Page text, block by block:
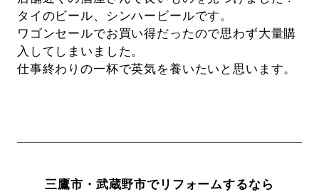
タイのビール、シンハービールです。
ワゴンセールでお買い得だったので思わず大量購
入してしまいました。
仕事終わりの一杯で英気を養いたいと思います。
三鷹市・武蔵野市でリフォームするなら